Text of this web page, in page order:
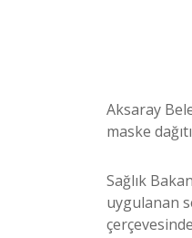
Aksaray
maske
Sağlık
uygulanan